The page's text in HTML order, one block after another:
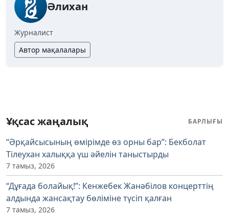
Әлихан
Журналист
Автор мақалалары
Ұқсас жаңалық БАРЛЫҒЫ
“Әрқайсысының өмірімде өз орны бар”: Бекболат
Тілеухан халыққа үш әйелін таныстырды
7 тамыз, 2026
“Дұғада болайық!”: Кенжебек Жанәбілов концерттің
алдында жансақтау бөліміне түсіп қалған
7 тамыз, 2026